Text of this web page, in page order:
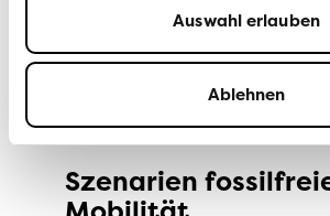
Auswahl erlauben
Ablehnen
21.08.2024
Szenarien